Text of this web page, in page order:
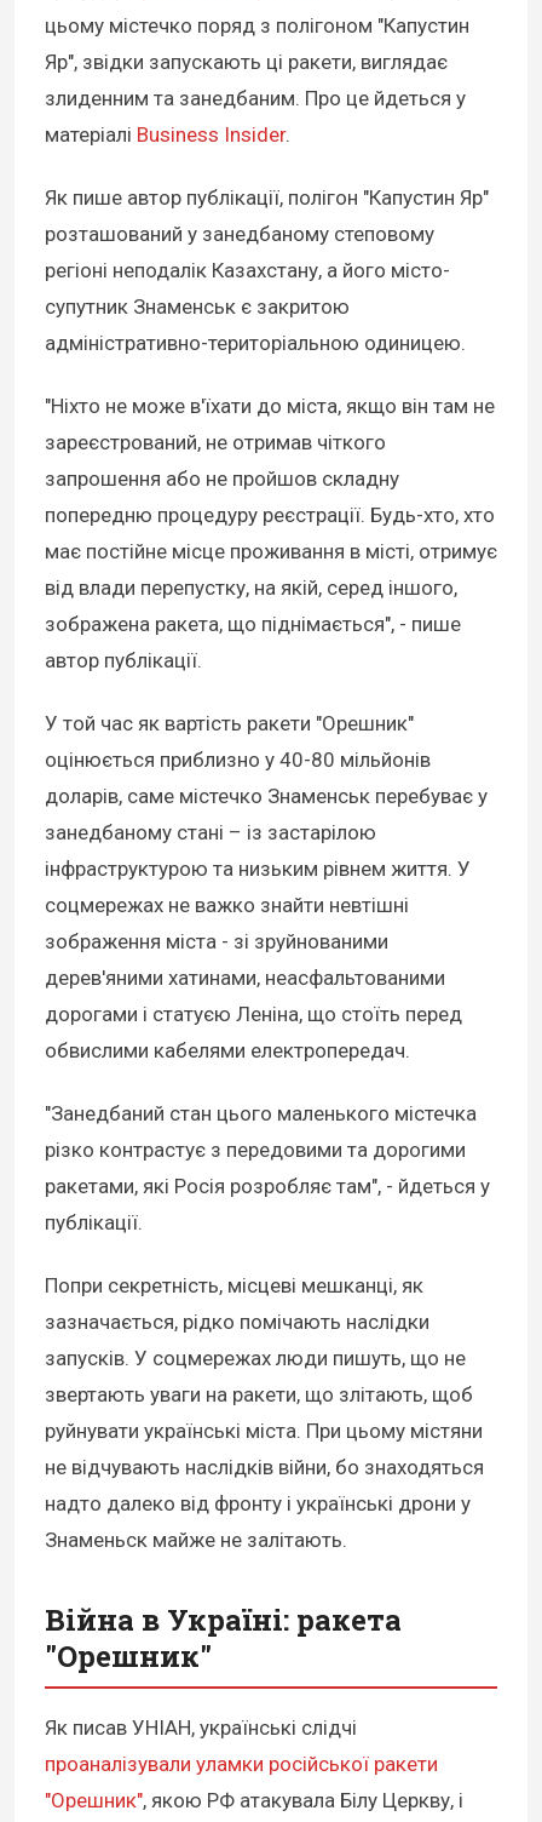
цьому містечко поряд з полігоном "Капустин
Яр", звідки запускають ці ракети, виглядає
злиденним та занедбаним. Про це йдеться у
матеріалі Business Insider.
Як пише автор публікації, полігон "Капустин Яр"
розташований у занедбаному степовому
регіоні неподалік Казахстану, а його місто-
супутник Знаменськ є закритою
адміністративно-територіальною одиницею.
"Ніхто не може в'їхати до міста, якщо він там не
зареєстрований, не отримав чіткого
запрошення або не пройшов складну
попередню процедуру реєстрації. Будь-хто, хто
має постійне місце проживання в місті, отримує
від влади перепустку, на якій, серед іншого,
зображена ракета, що піднімається", - пише
автор публікації.
У той час як вартість ракети "Орешник"
оцінюється приблизно у 40-80 мільйонів
доларів, саме містечко Знаменськ перебуває у
занедбаному стані – із застарілою
інфраструктурою та низьким рівнем життя. У
соцмережах не важко знайти невтішні
зображення міста - зі зруйнованими
дерев'яними хатинами, неасфальтованими
дорогами і статуєю Леніна, що стоїть перед
обвислими кабелями електропередач.
"Занедбаний стан цього маленького містечка
різко контрастує з передовими та дорогими
ракетами, які Росія розробляє там", - йдеться у
публікації.
Попри секретність, місцеві мешканці, як
зазначається, рідко помічають наслідки
запусків. У соцмережах люди пишуть, що не
звертають уваги на ракети, що злітають, щоб
руйнувати українські міста. При цьому містяни
не відчувають наслідків війни, бо знаходяться
надто далеко від фронту і українські дрони у
Знаменьск майже не залітають.
Війна в Україні: ракета
"Орешник"
Як писав УНІАН, українські слідчі
проаналізували уламки російської ракети
"Орешник", якою РФ атакувала Білу Церкву, і